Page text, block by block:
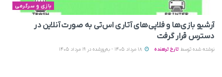
بازی و سرگرمی
آرشیو بازی‌ها و فلاپی‌های آتاری اس‌تی به‌ صورت آنلاین در
دسترس قرار گرفت
نوشته شده توسط تارخ ترهنده